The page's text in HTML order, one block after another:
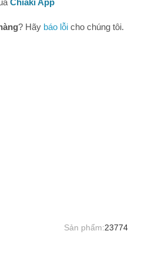
Chiaki App
? Hãy báo lỗi cho chúng tôi.
Sản phẩm:23774